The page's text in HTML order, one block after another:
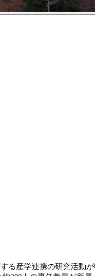
る産学連携の研究活動が